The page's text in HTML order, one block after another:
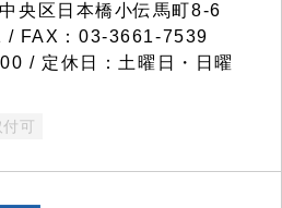
央区日本橋小伝馬町8-6
FAX：03-3661-7539
/ 定休日：土曜日・日曜
付可